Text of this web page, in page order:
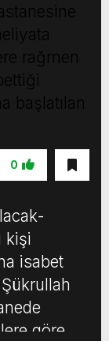
rağmen
başlatılan
0
kişi
isabet
göre